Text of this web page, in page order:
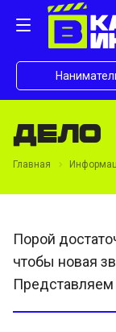
Дело
Главная
Порой
чтобы новая
Представляем